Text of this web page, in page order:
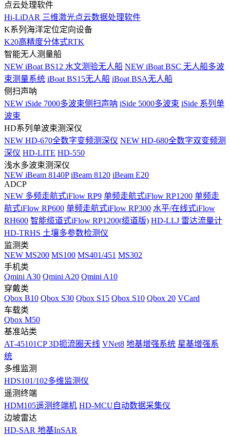
点云处理软件
Hi-LiDAR 三维激光点云数据处理软件
K系列海洋定位定向设备
K20高精度分体式RTK
智能无人测量船
NEW iBoat BS12 水文测验无人船 NEW iBoat BSC 无人船多波
束测量系统 iBoat BS15无人船 iBoat BSA无人船
侧扫声呐
NEW iSide 7000多波束侧扫声呐 iSide 5000多波束 iSide 系列单
波束
HD系列单波束测深仪
NEW HD-670全数字变频测深仪 NEW HD-680全数字双变频测
深仪 HD-LITE HD-550
浅水多波束测深仪
NEW iBeam 8140P iBeam 8120 iBeam E20
ADCP
NEW 多频走航式iFlow RP9 单频走航式iFlow RP1200 单频走
航式iFlow RP600 单频走航式iFlow RP300 水平/在线式iFlow
RH600 智能缆道式iFlow RP1200(缆道版) HD-LLJ 雷达流量计
HD-TRHS 土壤多参数检测仪
监测类
NEW MS200 MS100 MS401/451 MS302
手机类
Qmini A30 Qmini A20 Qmini A10
穿戴类
Qbox B10 Qbox S30 Qbox S15 Qbox S10 Qbox 20 VCard
车载类
Qbox M50
基准站类
AT-45101CP 3D扼流圈天线 VNet8 地基增强系统 星基增强系
统
多维监测
HDS101/102多维监测仪
遥测终端
HDM105遥测终端机 HD-MCU自动数据采集仪
边坡雷达
HD-SAR 地基InSAR